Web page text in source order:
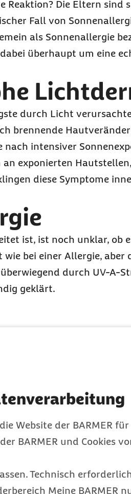
Website der BARMER
BARMER und Cookies
Technisch
Meine BARMER
Reaktion? Die Eltern sind
Fall von
als Sonnenallergie
überhaupt um eine
durch Licht
brennende
nach intensiver
exponierten
diese Symptome
ist, ist noch unklar, ob
bei einer Allergie,
durch UV-A-
geklärt.
ist?
mildern. Bei starkem
Cremes